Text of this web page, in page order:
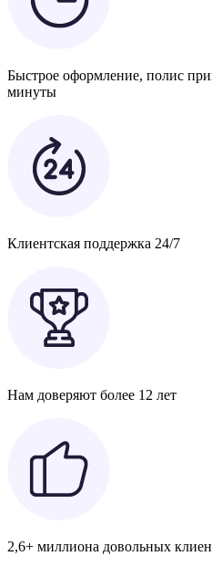
Быстрое оформление, полис
минуты
Клиентская поддержка 24/7
Нам доверяют более 12 лет
2,6+ миллиона довольных